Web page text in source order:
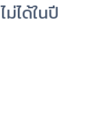
ได้ในปี